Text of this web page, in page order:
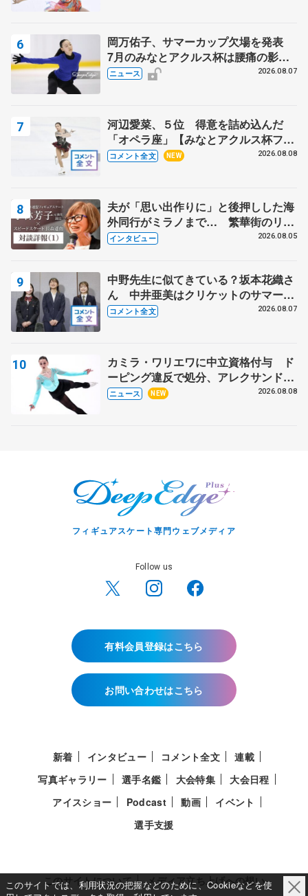
岡万佑子、サマーカップ欠場を発表
7月のみなとアクルス杯は腰痛の影響
で
ニュース 2026.08.07
河辺愛菜、５位 得意を詰め込んだ
「オペラ座」【みなとアクルス杯フリ
ー】
コメント全文 NEW 2026.08.08
夫が「思い出作りに」と後押しした海
外同行がミラノまで… 繁華街のリン
クでは不良のお兄さんも味方に 小林
インタビュー 2026.08.05
中野先生に似てきている？坂本花織さ
ん 中井亜美はクリケットのサマーキ
ャンプに 島田麻央はたくさん試合に
コメント全文 2026.08.07
カミラ・ワリエワに中立資格付与 ド
ーピング違反で処分、アレクサンド
ラ・イグナトワも
ニュース NEW 2026.08.08
フィギュアスケート専門ウェブメディア
Follow us
有料会員登録はこちら
お問い合わせはこちら
新着 インタビュー コメント全文
連載
写真ギャラリー
選手名鑑 大会特集
大会日程
アイスショー
Podcast 動画
イベント
選手支援
このサイトについて メディア立ち上げへの想い
このサイトでは、利用状況の把握などのために、Cookieなどを使